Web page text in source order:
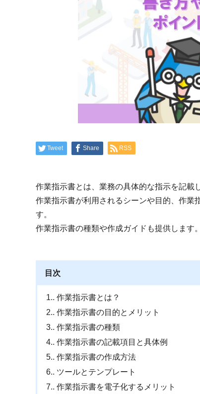
Tweet Share RSS
作業指示書とは、業務の具体的な指示を記載
作業指示書が利用されるシーンや目的、作業
す。
作業指示書の種類や作成ガイドも提供します。
目次
1. 作業指示書とは？
2. 作業指示書の目的とメリット
3. 作業指示書の種類
4. 作業指示書の記載項目と具体例
5. 作業指示書の作成方法
6. ツールとテンプレート
7. 作業指示書を電子化するメリット